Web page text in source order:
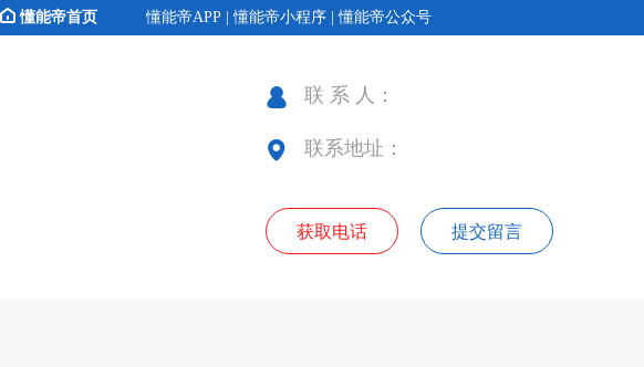
懂能帝首页 懂能帝APP | 懂能帝小程序 | 懂能帝公众号
联 系 人：
联系地址：
获取电话 提交留言